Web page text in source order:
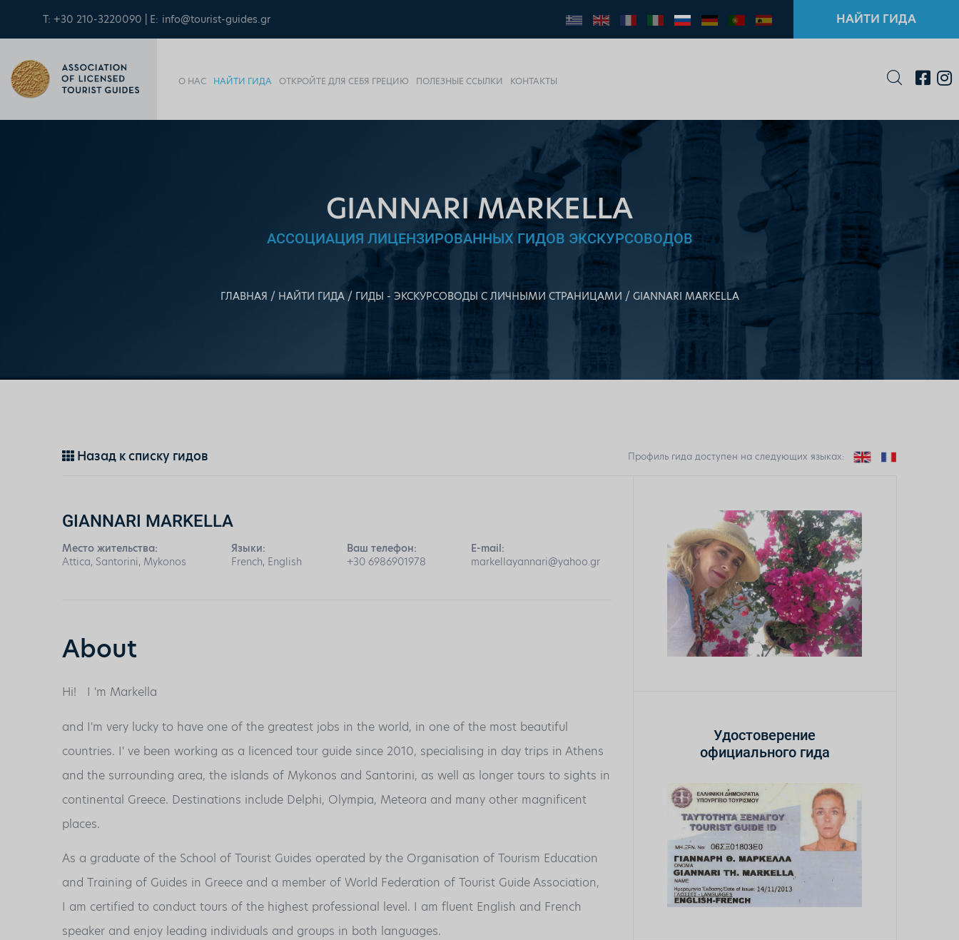
T: +30 210-3220090 | E: info@tourist-guides.gr НАЙТИ ГИДА
О НАС НАЙТИ ГИДА ОТКРОЙТЕ ДЛЯ СЕБЯ ГРЕЦИЮ ПОЛЕЗНЫЕ ССЫЛКИ КОНТАКТЫ
GIANNARI MARKELLA
АССОЦИАЦИЯ ЛИЦЕНЗИРОВАННЫХ ГИДОВ ЭКСКУРСОВОДОВ
ГЛАВНАЯ НАЙТИ ГИДА ГИДЫ - ЭКСКУРСОВОДЫ С ЛИЧНЫМИ СТРАНИЦАМИ GIANNARI MARKELLA
Назад к списку гидов Профиль гида доступен на следующих языках:
GIANNARI MARKELLA
Место жительства:
Attica, Santorini, Mykonos
Языки:
French, English
Ваш телефон:
+30 6986901978
E-mail:
markellayannari@yahoo.gr
About
Hi! I 'm Markella
and I'm very lucky to have one of the greatest jobs in the world, in one of the most beautiful
countries. I' ve been working as a licenced tour guide since 2010, specialising in day trips in Athens
and the surrounding area, the islands of Mykonos and Santorini, as well as longer tours to sights in
continental Greece. Destinations include Delphi, Olympia, Meteora and many other magnificent
places.
As a graduate of the School of Tourist Guides operated by the Organisation of Tourism Education
and Training of Guides in Greece and a member of World Federation of Tourist Guide Association,
I am certified to conduct tours of the highest professional level. I am fluent English and French
speaker and enjoy leading individuals and groups in both languages.
Удостоверение
официального гида